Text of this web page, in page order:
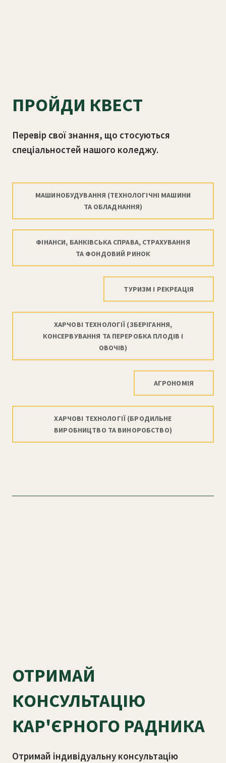
ПРОЙДИ КВЕСТ
Перевір свої знання, що стосуються
спеціальностей нашого коледжу.
МАШИНОБУДУВАННЯ (ТЕХНОЛОГІЧНІ МАШИНИ
ТА ОБЛАДНАННЯ)
ФІНАНСИ, БАНКІВСЬКА СПРАВА, СТРАХУВАННЯ
ТА ФОНДОВИЙ РИНОК
ТУРИЗМ І РЕКРЕАЦІЯ
ХАРЧОВІ ТЕХНОЛОГІЇ (ЗБЕРІГАННЯ,
КОНСЕРВУВАННЯ ТА ПЕРЕРОБКА ПЛОДІВ І
ОВОЧІВ)
АГРОНОМІЯ
ХАРЧОВІ ТЕХНОЛОГІЇ (БРОДИЛЬНЕ
ВИРОБНИЦТВО ТА ВИНОРОБСТВО)
ОТРИМАЙ
КОНСУЛЬТАЦІЮ
КАР'ЄРНОГО РАДНИКА
Отримай індивідуальну консультацію